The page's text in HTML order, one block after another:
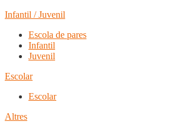
Infantil / Juvenil
Escola de pares
Infantil
Juvenil
Escolar
Escolar
Altres